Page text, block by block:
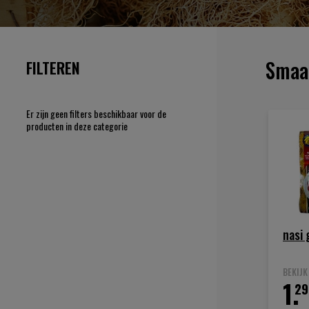
nasi
29
1.
FILTEREN
Er zijn geen filters beschikbaar voor de
producten in deze categorie